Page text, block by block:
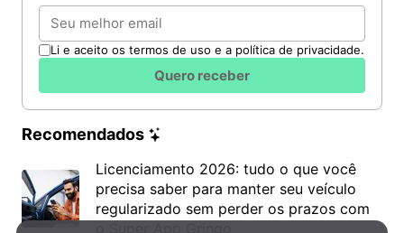
Email
Li e aceito os termos de uso e a política de privacidade.
Quero receber
Recomendados
Licenciamento 2026: tudo o que você
precisa saber para manter seu veículo
regularizado sem perder os prazos com